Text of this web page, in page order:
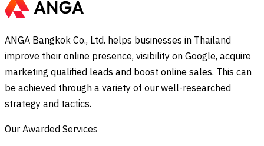
ANGA Bangkok Co., Ltd. helps businesses in Thailand
improve their online presence, visibility on Google, acquire
marketing qualified leads and boost online sales. This can
be achieved through a variety of our well-researched
strategy and tactics.
Our Awarded Services